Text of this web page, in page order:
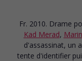
Fr. 2010. Drame
Kad Merad,
d'assassinat, un
tente d'identifier